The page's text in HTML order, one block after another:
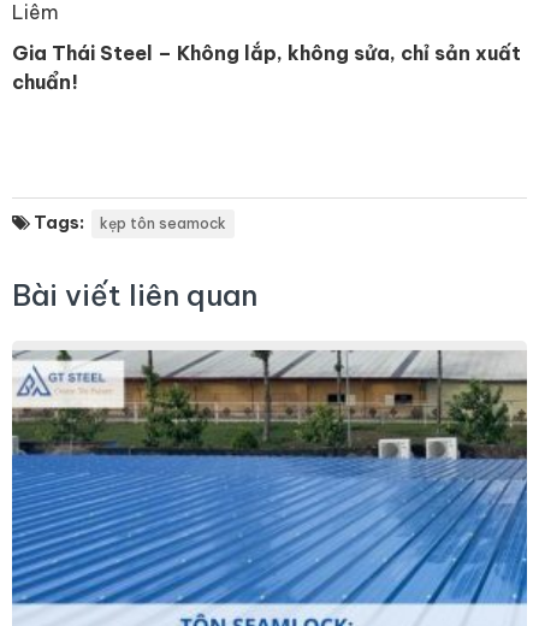
Liêm
Gia Thái Steel – Không lắp, không sửa, chỉ sản xuất
chuẩn!
Tags: kẹp tôn seamock
Bài viết liên quan